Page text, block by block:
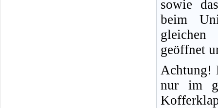
sowie
beim
geöffnet
Achtung!
nur im